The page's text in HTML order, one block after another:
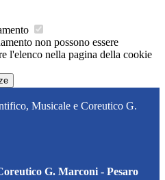
non possono essere
l'elenco nella pagina della cookie
Musicale e Coreutico G.
G. Marconi - Pesaro